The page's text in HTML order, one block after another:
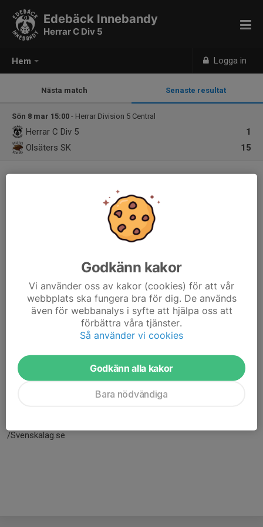
Hem Logga in
Edebäck Innebandy
Herrar C Div 5
Nästa match Senaste resultat
Sön 8 mar 15:00 - Herrar Division 5 Central
1
Herrar C Div 5
15
Olsäters SK
Här hamnar automatiskt de senaste nyheterna på hemsidan. För
att kunna börja administrera hemsidan loggar du in högst upp till
/Svenskalag.se
Godkänn kakor
Vi använder oss av kakor (cookies) för att vår
webbplats ska fungera bra för dig. De används
även för webbanalys i syfte att hjälpa oss att
förbättra våra tjänster.
Så använder vi cookies
Godkänn alla kakor
Bara nödvändiga